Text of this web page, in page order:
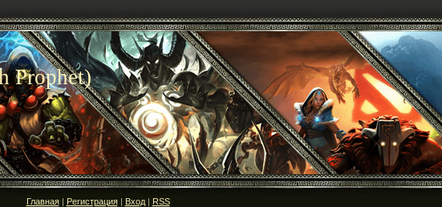
Prophet)
Главная| Регистрация| Вход| RSS